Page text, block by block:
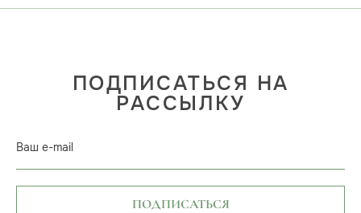
ПОДПИСАТЬСЯ НА
РАССЫЛКУ
Ваш e-mail
ПОДПИСАТЬСЯ